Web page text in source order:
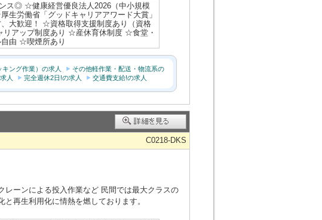
ス◎ ☆健康経営優良法人2026（中小規模
生労働省「グッドキャリアアワード大賞」
大歓迎！ ☆資格取得支援制度あり（資格
アップ制度あり ☆産休育休制度 ☆食堂・
由 ☆喫煙所あり
ング作業）の求人
その他軽作業・配送・物流系の
人 完全週休2日!の求人 交通費支給!の求人
C0218-DKS
レーンによる投入作業など 民間では最大クラスの
再生利用化に情熱を燃しております。